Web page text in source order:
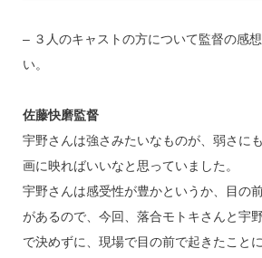
– ３人のキャストの方について監督の感
い。
佐藤快磨監督
宇野さんは強さみたいなものが、弱さに
画に映ればいいなと思っていました。
宇野さんは感受性が豊かというか、目の
があるので、今回、落合モトキさんと宇
で決めずに、現場で目の前で起きたこと